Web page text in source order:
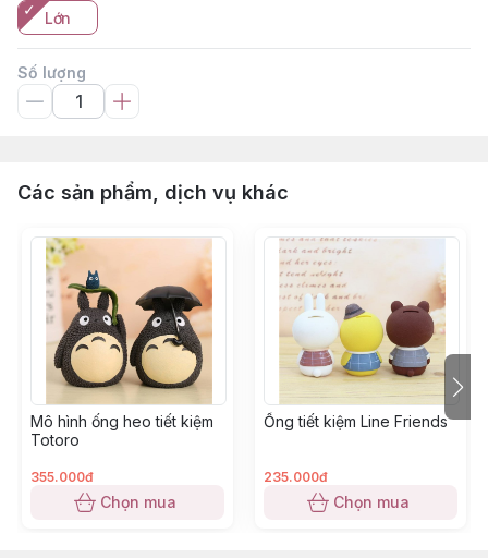
Lớn
Số lượng
Các sản phẩm, dịch vụ khác
Mô hình ống heo tiết kiệm
Totoro
355.000đ
Chọn mua
Ống tiết kiệm Line Friends
235.000đ
Chọn mua